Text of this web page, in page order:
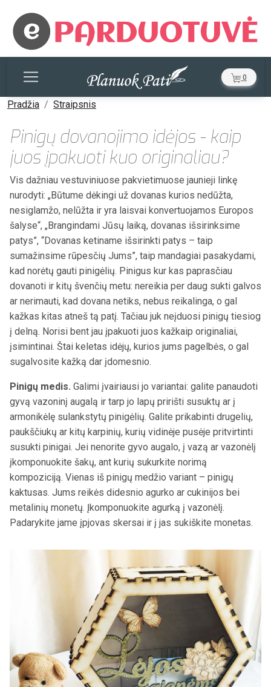
0
Pradžia Straipsnis
Pinigų dovanojimo idėjos - kaip
juos įpakuoti kuo originaliau?
Vis dažniau vestuviniuose pakvietimuose jaunieji linkę
nurodyti: „Būtume dėkingi už dovanas kurios nedūžta,
nesiglamžo, nelūžta ir yra laisvai konvertuojamos Europos
šalyse“, „Brangindami Jūsų laiką, dovanas išsirinksime
patys”, “Dovanas ketiname išsirinkti patys – taip
sumažinsime rūpesčių Jums”, taip mandagiai pasakydami,
kad norėtų gauti pinigėlių. Pinigus kur kas paprasčiau
dovanoti ir kitų švenčių metu: nereikia per daug sukti galvos
ar nerimauti, kad dovana netiks, nebus reikalinga, o gal
kažkas kitas atneš tą patį. Tačiau juk neįduosi pinigų tiesiog
į delną. Norisi bent jau įpakuoti juos kažkaip originaliai,
įsimintinai. Štai keletas idėjų, kurios jums pagelbės, o gal
sugalvosite kažką dar įdomesnio.
Pinigų medis. Galimi įvairiausi jo variantai: galite panaudoti
gyvą vazoninį augalą ir tarp jo lapų pririšti susuktų ar į
armonikėlę sulankstytų pinigėlių. Galite prikabinti drugelių,
paukščiukų ar kitų karpinių, kurių vidinėje pusėje pritvirtinti
susukti pinigai. Jei nenorite gyvo augalo, į vazą ar vazonėlį
įkomponuokite šakų, ant kurių sukurkite norimą
kompoziciją. Vienas iš pinigų medžio variant – pinigų
kaktusas. Jums reikės didesnio agurko ar cukinijos bei
metalinių monetų. Įkomponuokite agurką į vazonėlį.
Padarykite jame įpjovas skersai ir į jas sukiškite monetas.